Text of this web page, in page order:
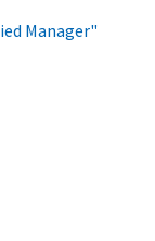
Manager"